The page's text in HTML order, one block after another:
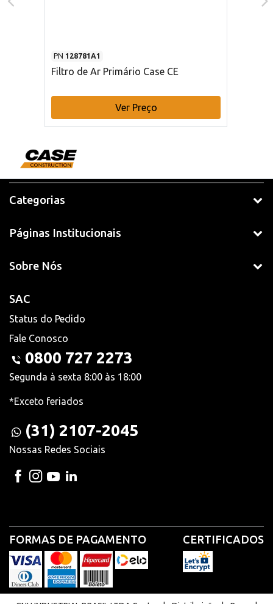
PN 128781A1
Filtro de Ar Primário Case CE
Ver Preço
Categorias
Páginas Institucionais
Sobre Nós
SAC
Status do Pedido
Fale Conosco
0800 727 2273
Segunda à sexta 8:00 às 18:00
*Exceto feriados
(31) 2107-2045
Nossas Redes Sociais
FORMAS DE PAGAMENTO CERTIFICADOS